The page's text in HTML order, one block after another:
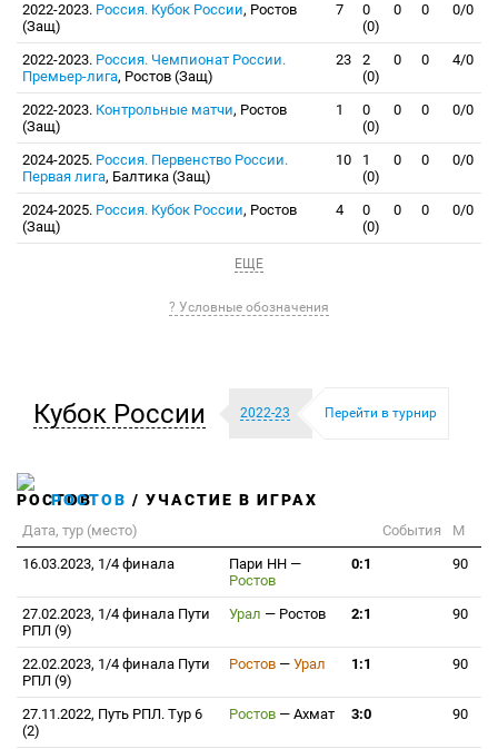
2022-2023. Россия. Кубок России, Ростов
(Защ)
7
0
(0)
0 0 0/0
2022-2023. Россия. Чемпионат России.
Премьер-лига, Ростов (Защ)
23
2
(0)
0 0 4/0
2022-2023. Контрольные матчи, Ростов
(Защ)
1
0
(0)
0 0 0/0
2024-2025. Россия. Первенство России.
Первая лига, Балтика (Защ)
10
1
(0)
0 0 0/0
2024-2025. Россия. Кубок России, Ростов
(Защ)
4
0
(0)
0 0 0/0
ЕЩЕ
? Условные обозначения
Кубок России 2022-23 Перейти в турнир
РОСТОВ / УЧАСТИЕ В ИГРАХ
Дата, тур (место) События
М
16.03.2023, 1/4 финала
Пари НН —
Ростов
0:1 90
27.02.2023, 1/4 финала Пути
РПЛ (9)
Урал — Ростов 2:1 90
22.02.2023, 1/4 финала Пути
РПЛ (9)
Ростов — Урал 1:1 90
27.11.2022, Путь РПЛ. Тур 6
(2)
Ростов — Ахмат 3:0 90